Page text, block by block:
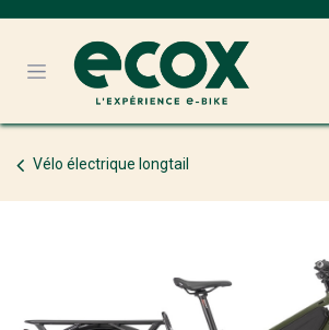
Vélo électrique longtail